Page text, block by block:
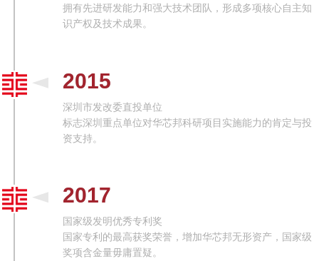
拥有先进研发能力和强大技术团队，形成多项核心自主知
识产权及技术成果。
2015
深圳市发改委直投单位
标志深圳重点单位对华芯邦科研项目实施能力的肯定与投
资支持。
2017
国家级发明优秀专利奖
国家专利的最高获奖荣誉，增加华芯邦无形资产，国家级
奖项含金量毋庸置疑。